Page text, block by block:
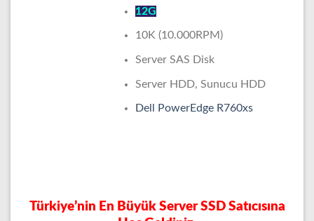
12G
10K (10.000RPM)
Server SAS Disk
Server HDD, Sunucu HDD
Dell PowerEdge R760xs
Türkiye’nin En Büyük Server SSD Satıcısına